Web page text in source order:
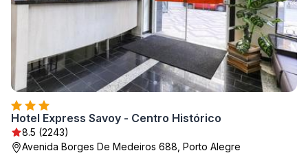
Hotel Express Savoy - Centro Histórico
8.5 (2243)
Avenida Borges De Medeiros 688, Porto Alegre